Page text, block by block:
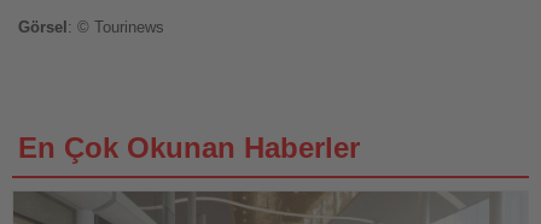
Görsel : © Tourinews
En Çok Okunan Haberler